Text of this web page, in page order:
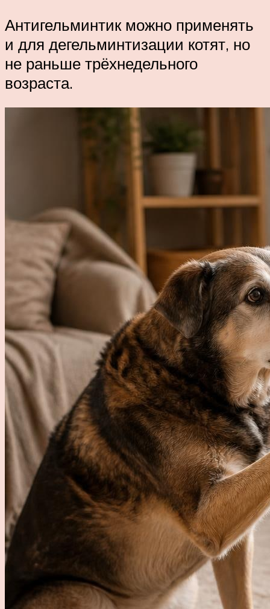
Антигельминтик можно применять
и для дегельминтизации котят, но
не раньше трёхнедельного
возраста.